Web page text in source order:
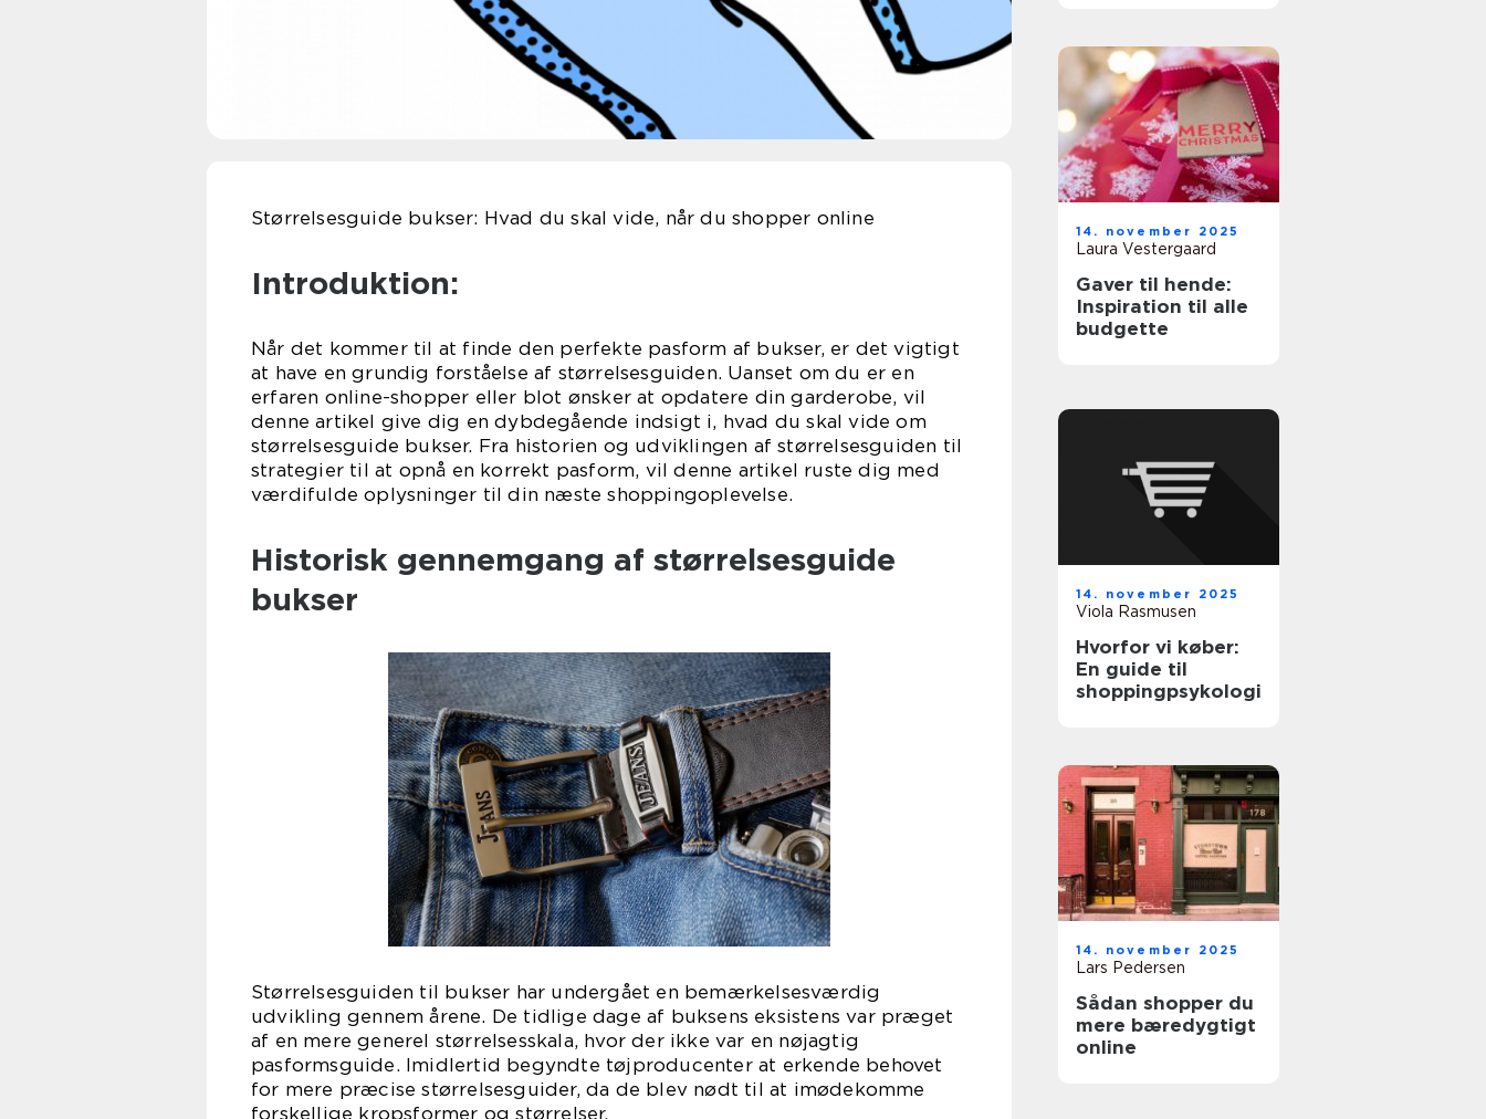
Størrelsesguide bukser: Hvad du skal vide, når du shopper online
Introduktion:
Når det kommer til at finde den perfekte pasform af bukser, er det vigtigt
at have en grundig forståelse af størrelsesguiden. Uanset om du er en
erfaren online-shopper eller blot ønsker at opdatere din garderobe, vil
denne artikel give dig en dybdegående indsigt i, hvad du skal vide om
størrelsesguide bukser. Fra historien og udviklingen af størrelsesguiden til
strategier til at opnå en korrekt pasform, vil denne artikel ruste dig med
værdifulde oplysninger til din næste shoppingoplevelse.
Historisk gennemgang af størrelsesguide
bukser
Størrelsesguiden til bukser har undergået en bemærkelsesværdig
udvikling gennem årene. De tidlige dage af buksens eksistens var præget
af en mere generel størrelsesskala, hvor der ikke var en nøjagtig
pasformsguide. Imidlertid begyndte tøjproducenter at erkende behovet
for mere præcise størrelsesguider, da de blev nødt til at imødekomme
forskellige kropsformer og størrelser.
14. november 2025
Laura Vestergaard
Gaver til hende:
Inspiration til alle
budgette
14. november 2025
Viola Rasmusen
Hvorfor vi køber:
En guide til
shoppingpsykologi
14. november 2025
Lars Pedersen
Sådan shopper du
mere bæredygtigt
online